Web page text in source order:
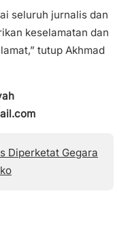
seluruh jurnalis dan
keselamatan dan
tutup Akhmad
Diperketat Gegara